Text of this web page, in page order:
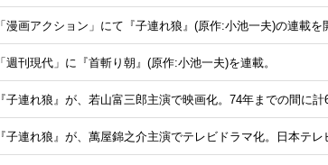
「漫画アクション」にて『子連れ狼』(原作:小池一夫)の連載を
「週刊現代」に『首斬り朝』(原作:小池一夫)を連載。
『子連れ狼』が、若山富三郎主演で映画化。74年までの間に計
『子連れ狼』が、萬屋錦之介主演でテレビドラマ化。日本テレ